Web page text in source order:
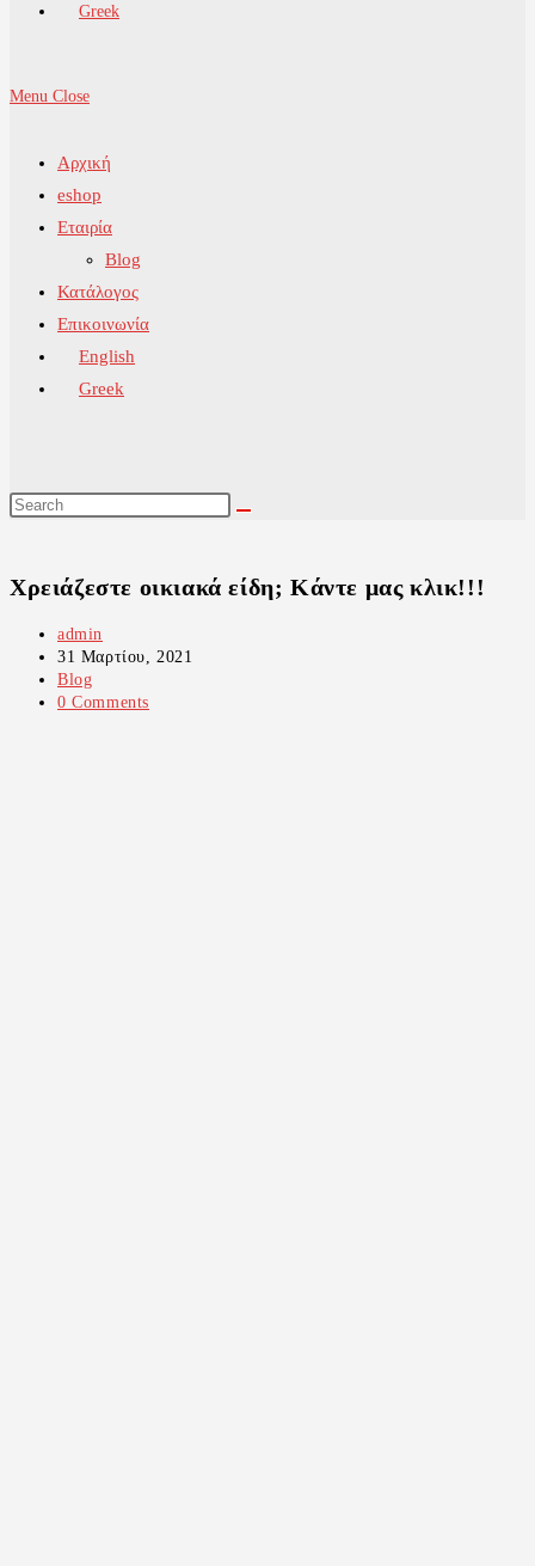
Greek
Menu Close
Αρχική
eshop
Εταιρία
Blog
Κατάλογος
Επικοινωνία
English
Greek
Χρειάζεστε οικιακά είδη; Κάντε μας κλικ!!!
Post
author:
admin
Post
published:
31 Μαρτίου, 2021
Post
category:
Blog
Post
0 Comments